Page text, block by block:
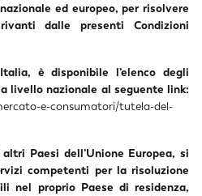
ed europeo, per risolvere
dalle presenti Condizioni
è disponibile l’elenco degli
livello nazionale al seguente link:
e-consumatori/tutela-del-
Paesi dell’Unione Europea, si
competenti per la risoluzione
nel proprio Paese di residenza,